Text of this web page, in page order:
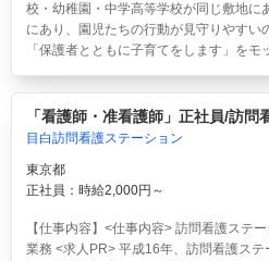
校・幼稚園・中学高等学校が同じ敷地に
にあり、園児たちの行動が見守りやすい
「保護者とともに子育てをします」を
「看護師・准看護師」正社員/訪
目白訪問看護ステーション
東京都
正社員：時給2,000円～
【仕事内容】<仕事内容> 訪問看護ステ
業務 <求人PR> 平成16年、訪問看護ス